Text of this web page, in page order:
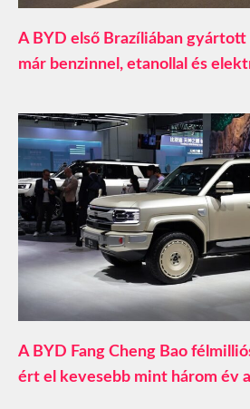
A BYD első Brazíliában
már benzinnel, etanollal és
A BYD Fang Cheng Bao
ért el kevesebb mint három év